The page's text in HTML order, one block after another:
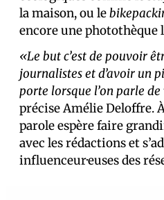
la maison, ou le
encore une photothèque
«Le but c’est de pouvoir
journalistes et d’avoir un
porte lorsque l’on parle
précise Amélie Deloffre.
parole espère faire
avec les rédactions et
influenceur·euses des